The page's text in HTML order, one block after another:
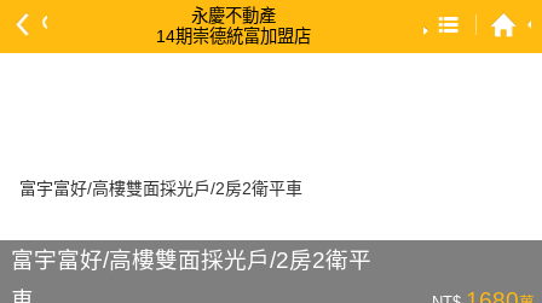
永慶不動產
14期崇德統富加盟店
依降幅 高 → 低
富宇富好/高樓雙面採光戶/2房2衛平